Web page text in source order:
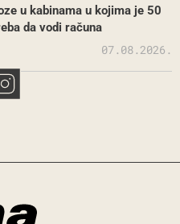
u kabinama u kojima je 50
da vodi računa
07.08.2026.